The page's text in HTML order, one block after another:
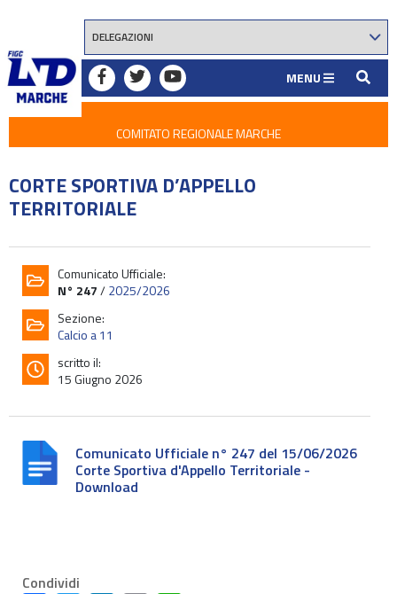
MENU
COMITATO REGIONALE MARCHE
CORTE SPORTIVA D’APPELLO
TERRITORIALE
Comunicato Ufficiale:
N° 247/2025/2026
Sezione:
Calcio a 11
scritto il:
15 Giugno 2026
Comunicato Ufficiale n° 247 del 15/06/2026
Corte Sportiva d'Appello Territoriale -
Download
Condividi